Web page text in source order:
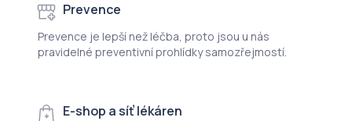
Prevence
Prevence je lepší než léčba, proto jsou u nás
pravidelné preventivní prohlídky samozřejmostí.
E-shop a síť lékáren